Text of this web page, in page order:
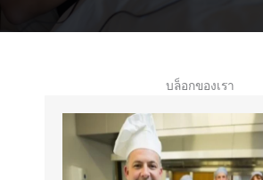
บล็อกของเรา